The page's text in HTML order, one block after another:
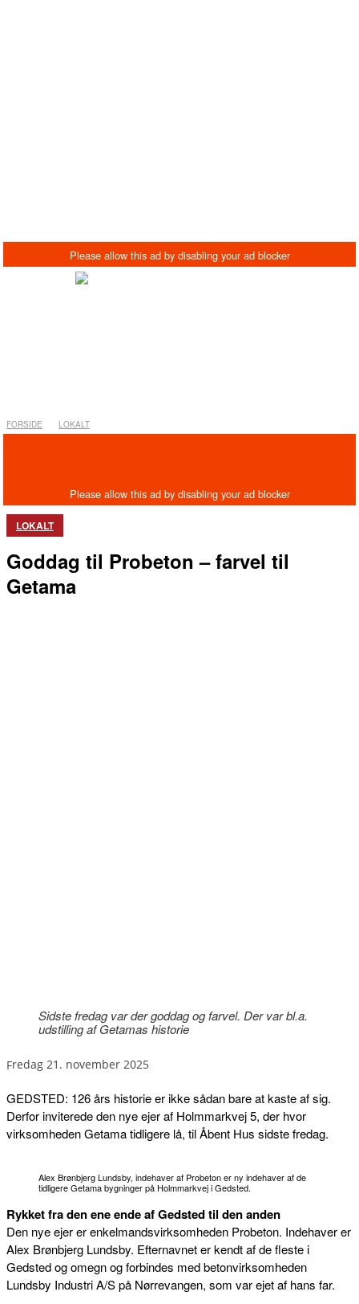
FORSIDE LOKALT
LOKALT
Goddag til Probeton – farvel til
Getama
Sidste fredag var der goddag og farvel. Der var bl.a.
udstilling af Getamas historie
fredag 21. november 2025
GEDSTED: 126 års historie er ikke sådan bare at kaste af sig.
Derfor inviterede den nye ejer af Holmmarkvej 5, der hvor
virksomheden Getama tidligere lå, til Åbent Hus sidste fredag.
Alex Brønbjerg Lundsby, indehaver af Probeton er ny indehaver af de
tidligere Getama bygninger på Holmmarkvej i Gedsted.
Rykket fra den ene ende af Gedsted til den anden
Den nye ejer er enkelmandsvirksomheden Probeton. Indehaver er
Alex Brønbjerg Lundsby. Efternavnet er kendt af de fleste i
Gedsted og omegn og forbindes med betonvirksomheden
Lundsby Industri A/S på Nørrevangen, som var ejet af hans far.